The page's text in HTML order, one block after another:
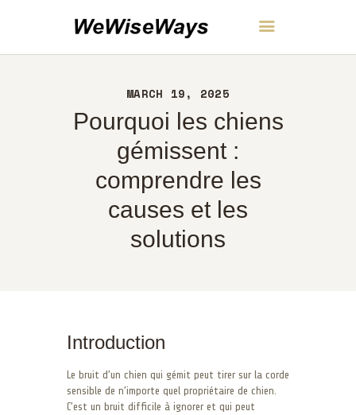
MARCH 19, 2025
Pourquoi les chiens
gémissent :
comprendre les
causes et les
solutions
WeWiseWays
ACCUEIL
À PROPOS
CONTACT
POLITIQUE
FRANÇAIS
Introduction
Le bruit d’un chien qui gémit peut tirer sur la corde
sensible de n’importe quel propriétaire de chien.
C’est un bruit difficile à ignorer et qui peut